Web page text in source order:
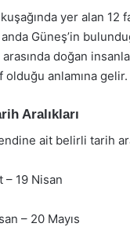
yer alan
Güneş’in
doğan
anlamına gelir.
Aralıkları
ait belirli tarih
– 19 Nisan
– 20 Mayıs